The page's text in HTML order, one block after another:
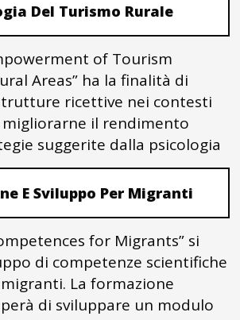
Del Turismo Rurale
of Tourism
Areas” ha la finalità di
ricettive nei contesti
il rendimento
suggerite dalla psicologia
E Sviluppo Per Migranti
for Migrants” si
di competenze scientifiche
La formazione
di sviluppare un modulo